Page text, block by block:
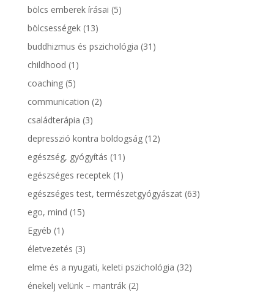
bölcs emberek írásai (5)
bölcsességek(13)
buddhizmus és pszichológia (31)
childhood (1)
coaching(5)
communication (2)
családterápia (3)
depresszió kontra boldogság(12)
egészség, gyógyítás (11)
egészséges receptek(1)
egészséges test, természetgyógyászat(63)
ego, mind (15)
Egyéb (1)
életvezetés (3)
elme és a nyugati, keleti pszichológia (32)
énekelj velünk – mantrák(2)